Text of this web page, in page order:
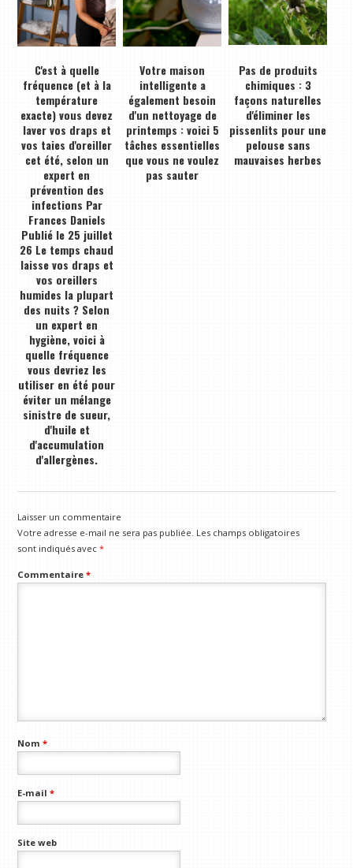
C'est à quelle
fréquence (et à la
température
exacte) vous devez
laver vos draps et
vos taies d'oreiller
cet été, selon un
expert en
prévention des
infections Par
Frances Daniels
Publié le 25 juillet
26 Le temps chaud
laisse vos draps et
vos oreillers
humides la plupart
des nuits ? Selon
un expert en
hygiène, voici à
quelle fréquence
vous devriez les
utiliser en été pour
éviter un mélange
sinistre de sueur,
d'huile et
d'accumulation
d'allergènes.
Votre maison
intelligente a
également besoin
d'un nettoyage de
printemps : voici 5
tâches essentielles
que vous ne voulez
pas sauter
Pas de produits
chimiques : 3
façons naturelles
d'éliminer les
pissenlits pour une
pelouse sans
mauvaises herbes
Laisser un commentaire
Votre adresse e-mail ne sera pas publiée. Les champs obligatoires
sont indiqués avec*
Commentaire*
Nom*
E-mail*
Site web